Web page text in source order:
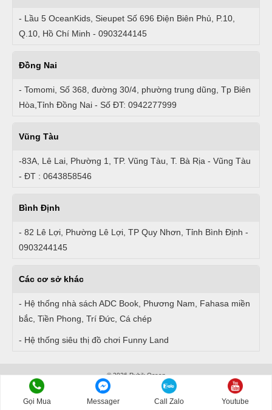
Gọi Mua Messager Call Zalo Youtube
- Lầu 5 OceanKids, Sieupet Số 696 Điện Biên Phủ, P.10,
Q.10, Hồ Chí Minh - 0903244145
Đồng Nai
- Tomomi, Số 368, đường 30/4, phường trung dũng, Tp Biên
Hòa,Tỉnh Đồng Nai - Số ĐT: 0942277999
Vũng Tàu
-83A, Lê Lai, Phường 1, TP. Vũng Tàu, T. Bà Rịa - Vũng Tàu
- ĐT : 0643858546
Bình Định
- 82 Lê Lợi, Phường Lê Lợi, TP Quy Nhơn, Tỉnh Bình Định -
0903244145
Các cơ sở khác
- Hệ thống nhà sách ADC Book, Phương Nam, Fahasa miền
bắc, Tiền Phong, Trí Đức, Cá chép
- Hệ thống siêu thị đồ chơi Funny Land
© 2026 Rubik Ocean